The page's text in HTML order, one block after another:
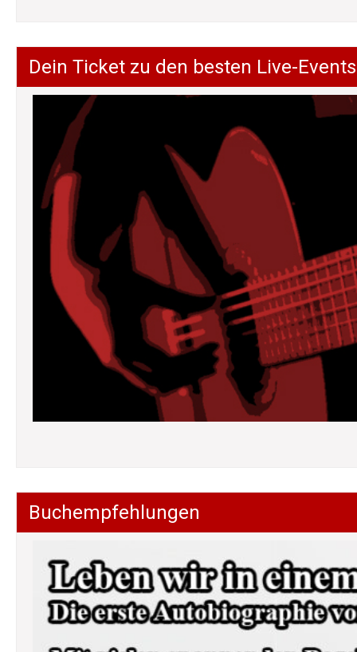
Dein Ticket zu den besten Live-Events
Buchempfehlungen